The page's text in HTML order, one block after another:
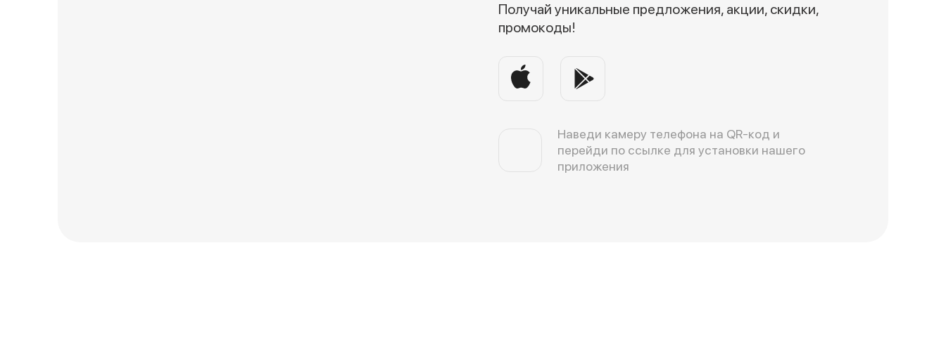
Получай уникальные предложения, акции, скидки,
промокоды!
Наведи камеру телефона на QR-код и
перейди по ссылке для установки нашего
приложения